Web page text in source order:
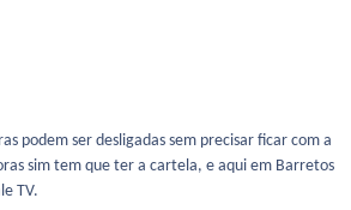
podem ser desligadas sem precisar ficar com a
sim tem que ter a cartela, e aqui em Barretos
TV.